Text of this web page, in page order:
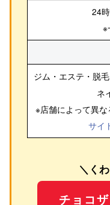
24
※
ジム・エステ・脱
ネ
※店舗によって異
サイ
＼く
チョコ